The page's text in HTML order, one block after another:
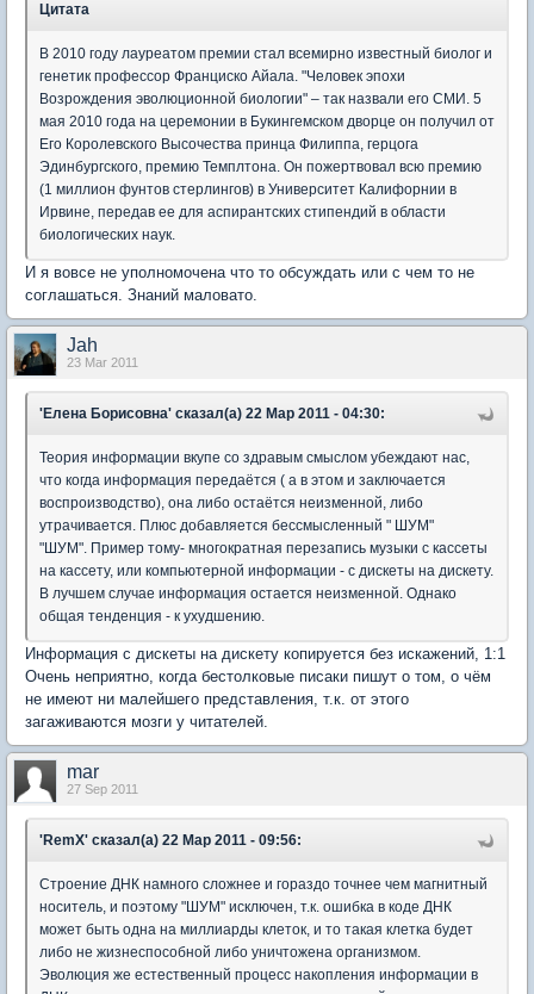
Цитата
В 2010 году лауреатом премии стал всемирно известный биолог и
генетик профессор Франциско Айала. "Человек эпохи
Возрождения эволюционной биологии" – так назвали его СМИ. 5
мая 2010 года на церемонии в Букингемском дворце он получил от
Его Королевского Высочества принца Филиппа, герцога
Эдинбургского, премию Темплтона. Он пожертвовал всю премию
(1 миллион фунтов стерлингов) в Университет Калифорнии в
Ирвине, передав ее для аспирантских стипендий в области
биологических наук.
И я вовсе не уполномочена что то обсуждать или с чем то не
соглашаться. Знаний маловато.
Jah
23 Mar 2011
'Елена Борисовна' сказал(а) 22 Мар 2011 - 04:30:
Теория информации вкупе со здравым смыслом убеждают нас,
что когда информация передаётся ( а в этом и заключается
воспроизводство), она либо остаётся неизменной, либо
утрачивается. Плюс добавляется бессмысленный " ШУМ"
"ШУМ". Пример тому- многократная перезапись музыки с кассеты
на кассету, или компьютерной информации - с дискеты на дискету.
В лучшем случае информация остается неизменной. Однако
общая тенденция - к ухудшению.
Информация с дискеты на дискету копируется без искажений, 1:1
Очень неприятно, когда бестолковые писаки пишут о том, о чём
не имеют ни малейшего представления, т.к. от этого
загаживаются мозги у читателей.
mar
27 Sep 2011
'RemX' сказал(а) 22 Мар 2011 - 09:56:
Строение ДНК намного сложнее и гораздо точнее чем магнитный
носитель, и поэтому "ШУМ" исключен, т.к. ошибка в коде ДНК
может быть одна на миллиарды клеток, и то такая клетка будет
либо не жизнеспособной либо уничтожена организмом.
Эволюция же естественный процесс накопления информации в